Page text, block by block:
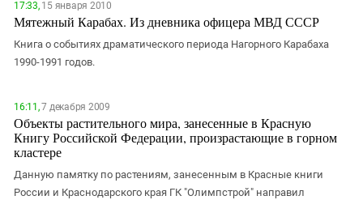
17:33,15 января 2010
Мятежный Карабах. Из дневника офицера МВД СССР
Книга о событиях драматического периода Нагорного Карабаха
1990-1991 годов.
16:11,7 декабря 2009
Объекты растительного мира, занесенные в Красную
Книгу Российской Федерации, произрастающие в горном
кластере
Данную памятку по растениям, занесенным в Красные книги
России и Краснодарского края ГК "Олимпстрой" направил